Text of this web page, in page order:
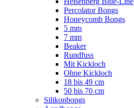
Percolator Bongs
Honeycomb Bongs
5 mm
7 mm
Beaker
Rundfuss
Mit Kickloch
Ohne Kickloch
18 bis 49 cm
50 bis 70 cm
Silikonbongs